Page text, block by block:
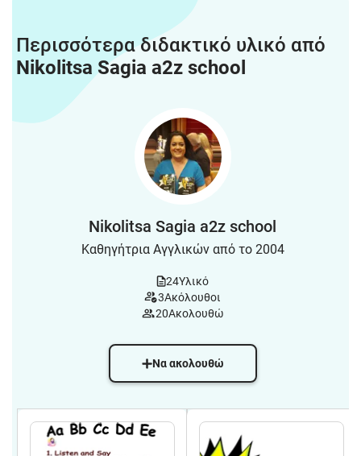
Περισσότερα διδακτικό υλικό από
Nikolitsa Sagia a2z school
Nikolitsa Sagia a2z school
Καθηγήτρια Αγγλικών από το 2004
24Υλικό
3Ακόλουθοι
20Ακολουθώ
Να ακολουθώ